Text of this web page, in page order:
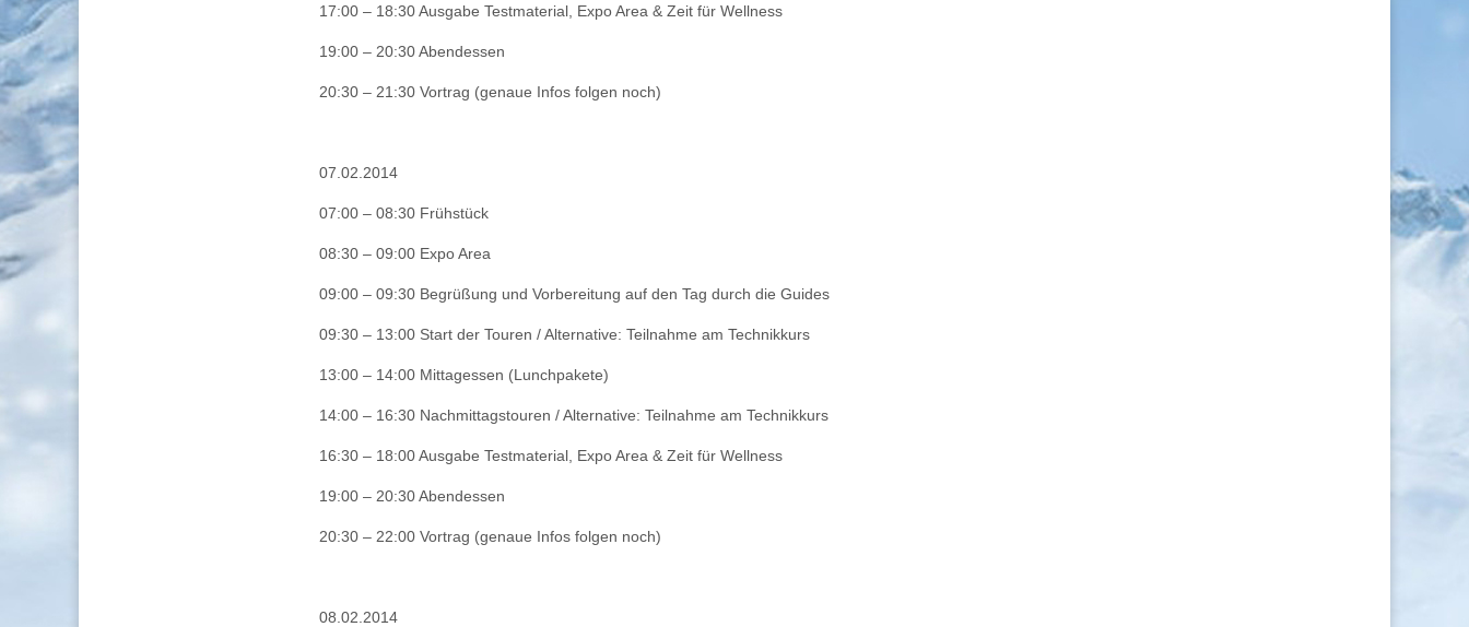
17:00 – 18:30 Ausgabe Testmaterial, Expo Area & Zeit für Wellness
19:00 – 20:30 Abendessen
20:30 – 21:30 Vortrag (genaue Infos folgen noch)
07.02.2014
07:00 – 08:30 Frühstück
08:30 – 09:00 Expo Area
09:00 – 09:30 Begrüßung und Vorbereitung auf den Tag durch die Guides
09:30 – 13:00 Start der Touren / Alternative: Teilnahme am Technikkurs
13:00 – 14:00 Mittagessen (Lunchpakete)
14:00 – 16:30 Nachmittagstouren / Alternative: Teilnahme am Technikkurs
16:30 – 18:00 Ausgabe Testmaterial, Expo Area & Zeit für Wellness
19:00 – 20:30 Abendessen
20:30 – 22:00 Vortrag (genaue Infos folgen noch)
08.02.2014